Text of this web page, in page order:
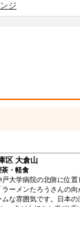
ジ
区 大倉山
・軽食
戸大学病院の北側に位
ラーメンたろうさんの
ムな雰囲気です。日本
、犬が大好きな妻(当店